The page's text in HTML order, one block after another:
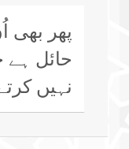
پھر بھی
حائل
نہیں